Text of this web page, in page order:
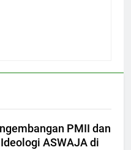
PMII dan
ASWAJA di